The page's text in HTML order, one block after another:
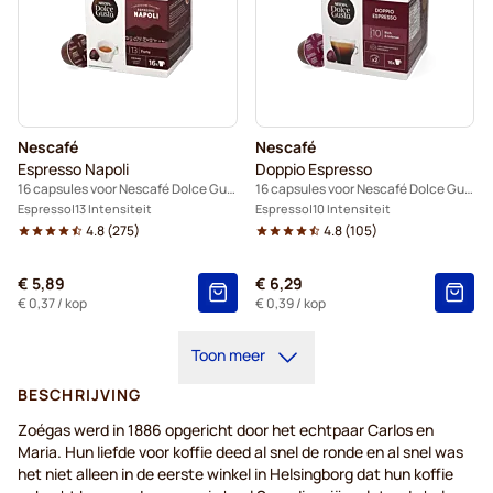
Nescafé
Espresso Napoli
16 capsules voor Nescafé Dolce Gusto
Espresso 13 Intensiteit
4.8(275)
€ 5,89
€ 0,37/ kop
Nescafé
Doppio Espresso
16 capsules voor Nescafé Dolce Gusto
Espresso 10 Intensiteit
4.8(105)
€ 6,29
€ 0,39/ kop
Toon meer
BESCHRIJVING
Zoégas werd in 1886 opgericht door het echtpaar Carlos en
Maria. Hun liefde voor koffie deed al snel de ronde en al snel was
het niet alleen in de eerste winkel in Helsingborg dat hun koffie